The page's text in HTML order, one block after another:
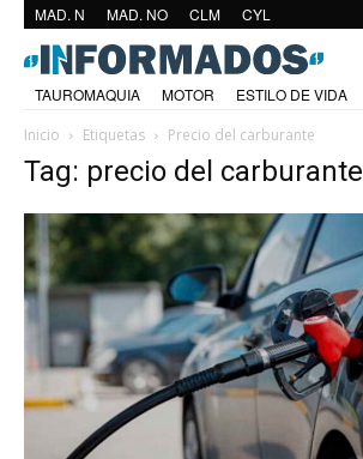
MAD. N MAD. NO CLM CYL
TAUROMAQUIA MOTOR
ESTILO DE VIDA
Inicio
Etiquetas Precio del carburante
Tag: precio del carburante